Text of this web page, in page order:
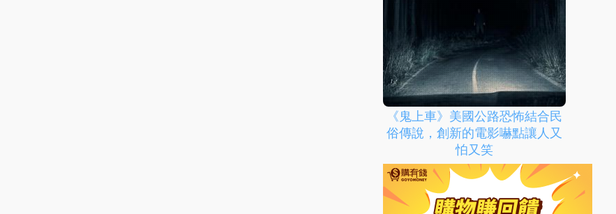
《鬼上車》美國公路恐怖結合民
俗傳說，創新的電影嚇點讓人又
怕又笑